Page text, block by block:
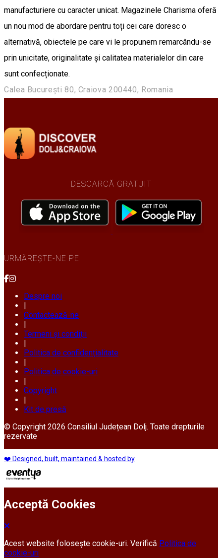
manufacturiere cu caracter unicat. Magazinele Charisma oferă
un nou mod de abordare pentru toți cei care doresc o
alternativă, obiectele pe care vi le propunem remarcându-se
prin unicitate, originalitate și calitatea materialelor din care
sunt confecționate.
Calea București 80, Craiova 200440, Romania
DESCARCĂ GRATUIT
URMĂREȘTE-NE PE
Despre noi
|
Contactează-ne
|
Termeni și condiții
|
Politica de confidențialitate
|
Politica de cookie-uri
|
Copyright
|
Kit de presă
© Copyright 2026 Consiliul Județean Dolj. Toate drepturile
rezervate
❤️ Designed, built, maintained & hosted by
Acceptă Cookies
Acest website folosește cookie-uri. Verifică Politica de
cookie-uri